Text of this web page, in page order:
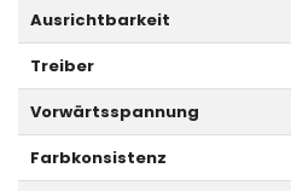
Ausrichtbarkeit
Treiber
Vorwärtsspannung
Farbkonsistenz